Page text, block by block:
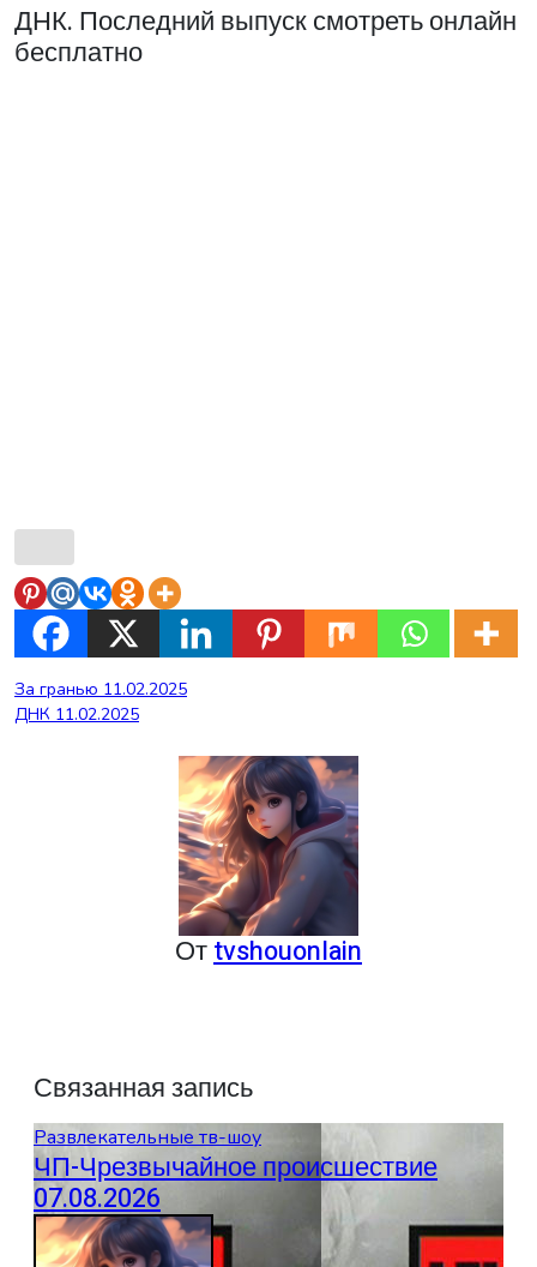
ДНК. Последний выпуск смотреть онлайн
бесплатно
Навигация
по
За гранью 11.02.2025
ДНК 11.02.2025
Отtvshouonlain
Связанная запись
Развлекательные тв-шоу
ЧП-Чрезвычайное происшествие
07.08.2026